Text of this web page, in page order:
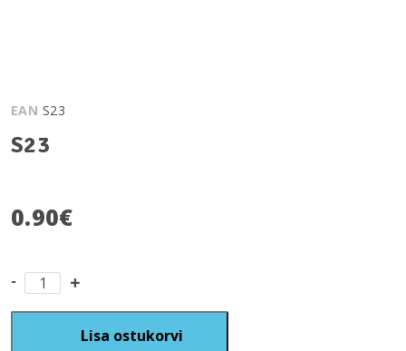
EAN S23
S23
0.90€
S23
kogus
Lisa ostukorvi